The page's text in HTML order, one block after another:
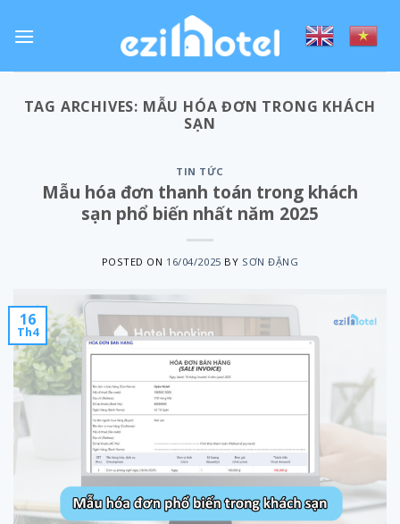
TAG ARCHIVES: MẪU HÓA ĐƠN TRONG KHÁCH
SẠN
TIN TỨC
Mẫu hóa đơn thanh toán trong khách
sạn phổ biến nhất năm 2025
POSTED ON 16/04/2025 BY SƠN ĐẶNG
16
Th4